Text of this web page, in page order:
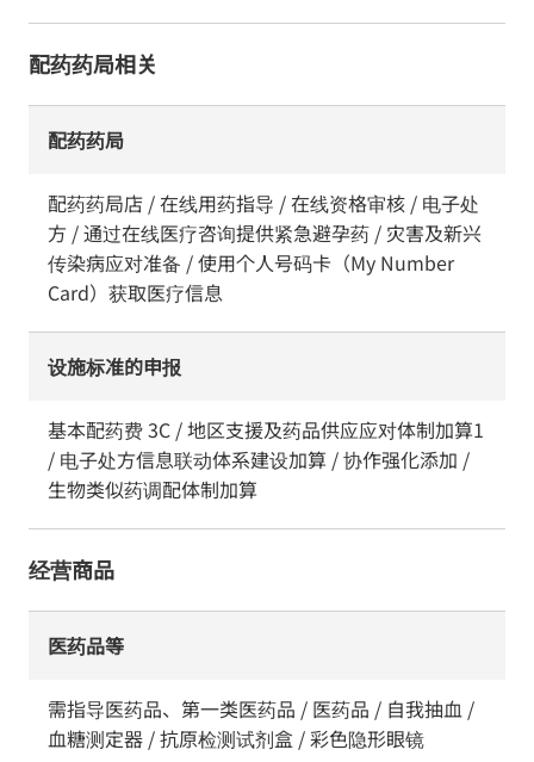
配药药局相关
配药药局
配药药局店 / 在线用药指导 / 在线资格审核 / 电子处
方 / 通过在线医疗咨询提供紧急避孕药 / 灾害及新兴
传染病应对准备 / 使用个人号码卡（My Number
Card）获取医疗信息
设施标准的申报
基本配药费 3C / 地区支援及药品供应应对体制加算1
/ 电子处方信息联动体系建设加算 / 协作强化添加 /
生物类似药调配体制加算
经营商品
医药品等
需指导医药品、第一类医药品 / 医药品 / 自我抽血 /
血糖测定器 / 抗原检测试剂盒 / 彩色隐形眼镜